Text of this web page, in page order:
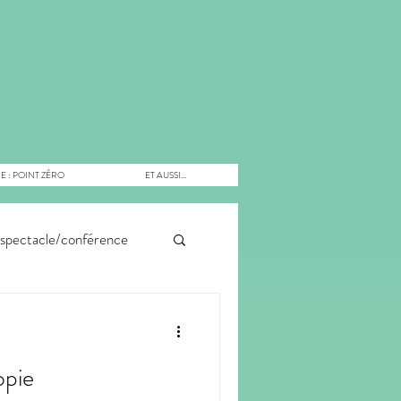
: POINT ZÉRO ET AUSSI...
spectacle/conférence